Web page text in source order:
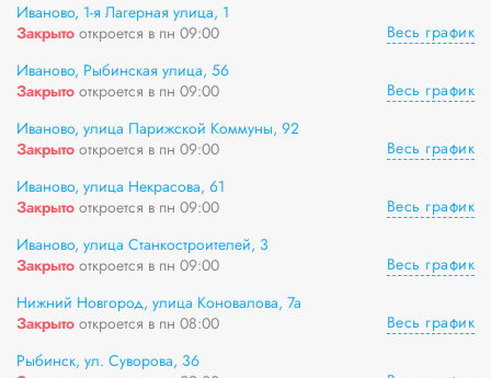
Иваново, 1-я Лагерная улица, 1
Закрыто откроется в пн 09:00
Весь график
Иваново, Рыбинская улица, 56
Закрыто откроется в пн 09:00
Весь график
Иваново, улица Парижской Коммуны, 92
Закрыто откроется в пн 09:00
Весь график
Иваново, улица Некрасова, 61
Закрыто откроется в пн 09:00
Весь график
Иваново, улица Станкостроителей, 3
Закрыто откроется в пн 09:00
Весь график
Нижний Новгород, улица Коновалова, 7а
Закрыто откроется в пн 08:00
Весь график
Рыбинск, ул. Суворова, 36